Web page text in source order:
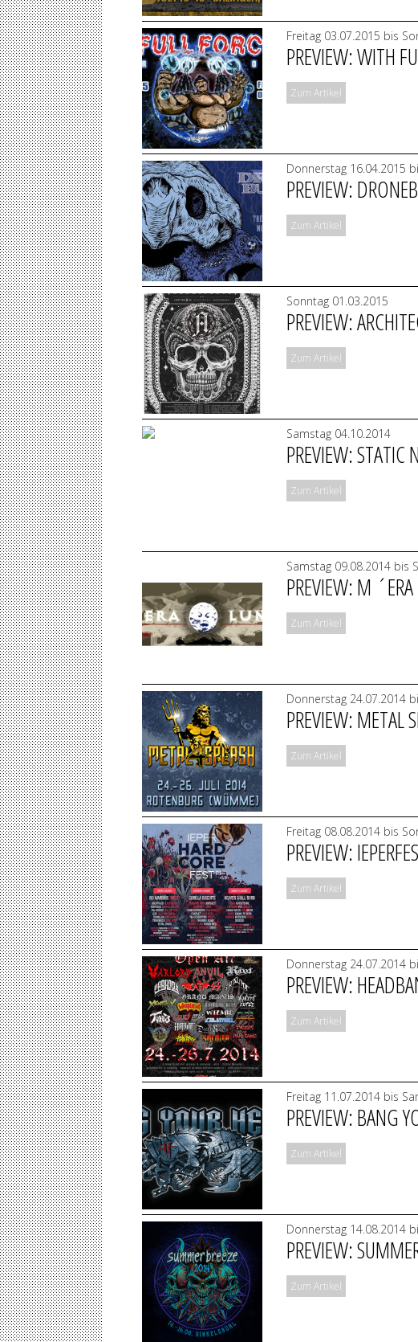
Freitag 03.07.2015 bis
PREVIEW: WITH
Zum Artikel
Donnerstag 16.04.2015
PREVIEW:
Zum Artikel
Sonntag 01.03.2015
PREVIEW:
Zum Artikel
Samstag 04.10.2014
PREVIEW: STATIC
Zum Artikel
Samstag 09.08.2014 bis
PREVIEW: M
Zum Artikel
Donnerstag 24.07.2014
PREVIEW: METAL
Zum Artikel
Freitag 08.08.2014 bis
PREVIEW:
Zum Artikel
Donnerstag 24.07.2014
PREVIEW:
Zum Artikel
Freitag 11.07.2014 bis
PREVIEW: BANG
Zum Artikel
Donnerstag 14.08.2014
PREVIEW:
Zum Artikel